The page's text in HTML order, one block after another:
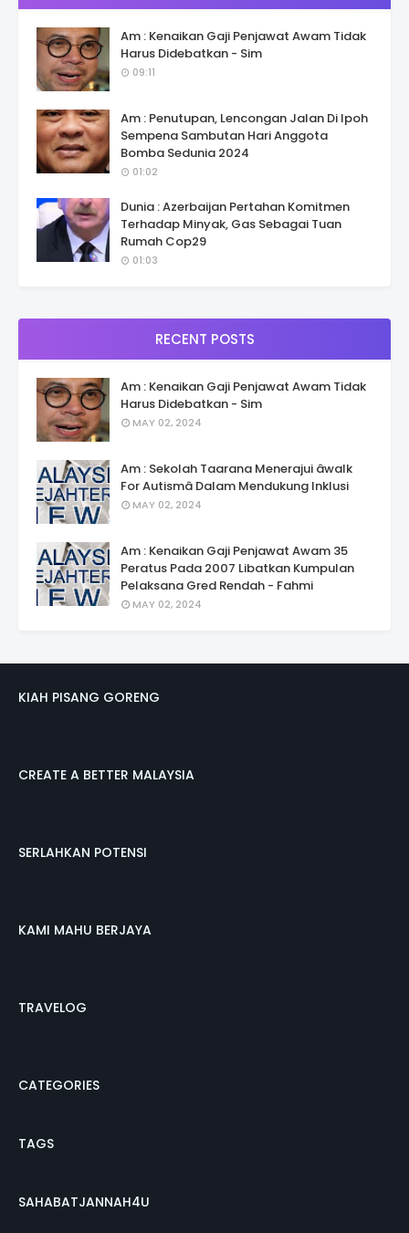
Am : Kenaikan Gaji Penjawat Awam Tidak
Harus Didebatkan - Sim
09:11
Am : Penutupan, Lencongan Jalan Di Ipoh
Sempena Sambutan Hari Anggota
Bomba Sedunia 2024
01:02
Dunia : Azerbaijan Pertahan Komitmen
Terhadap Minyak, Gas Sebagai Tuan
Rumah Cop29
01:03
RECENT POSTS
Am : Kenaikan Gaji Penjawat Awam Tidak
Harus Didebatkan - Sim
MAY 02, 2024
Am : Sekolah Taarana Menerajui âwalk
For Autismâ Dalam Mendukung Inklusi
MAY 02, 2024
Am : Kenaikan Gaji Penjawat Awam 35
Peratus Pada 2007 Libatkan Kumpulan
Pelaksana Gred Rendah - Fahmi
MAY 02, 2024
KIAH PISANG GORENG
CREATE A BETTER MALAYSIA
SERLAHKAN POTENSI
KAMI MAHU BERJAYA
TRAVELOG
CATEGORIES
TAGS
SAHABATJANNAH4U